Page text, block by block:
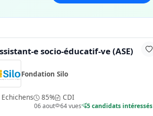
e socio-éducatif-ve (ASE)
Fondation Silo
Echichens 85% CDI
06 aout 64 vues 5 candidats intéressés